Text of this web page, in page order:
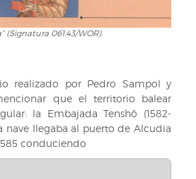
(Signatura 061.43/WOR).
realizado por Pedro Sampol y
que el territorio balear
la Embajada Tenshô (1582-
nave llegaba al puerto de Alcudia
conduciendo